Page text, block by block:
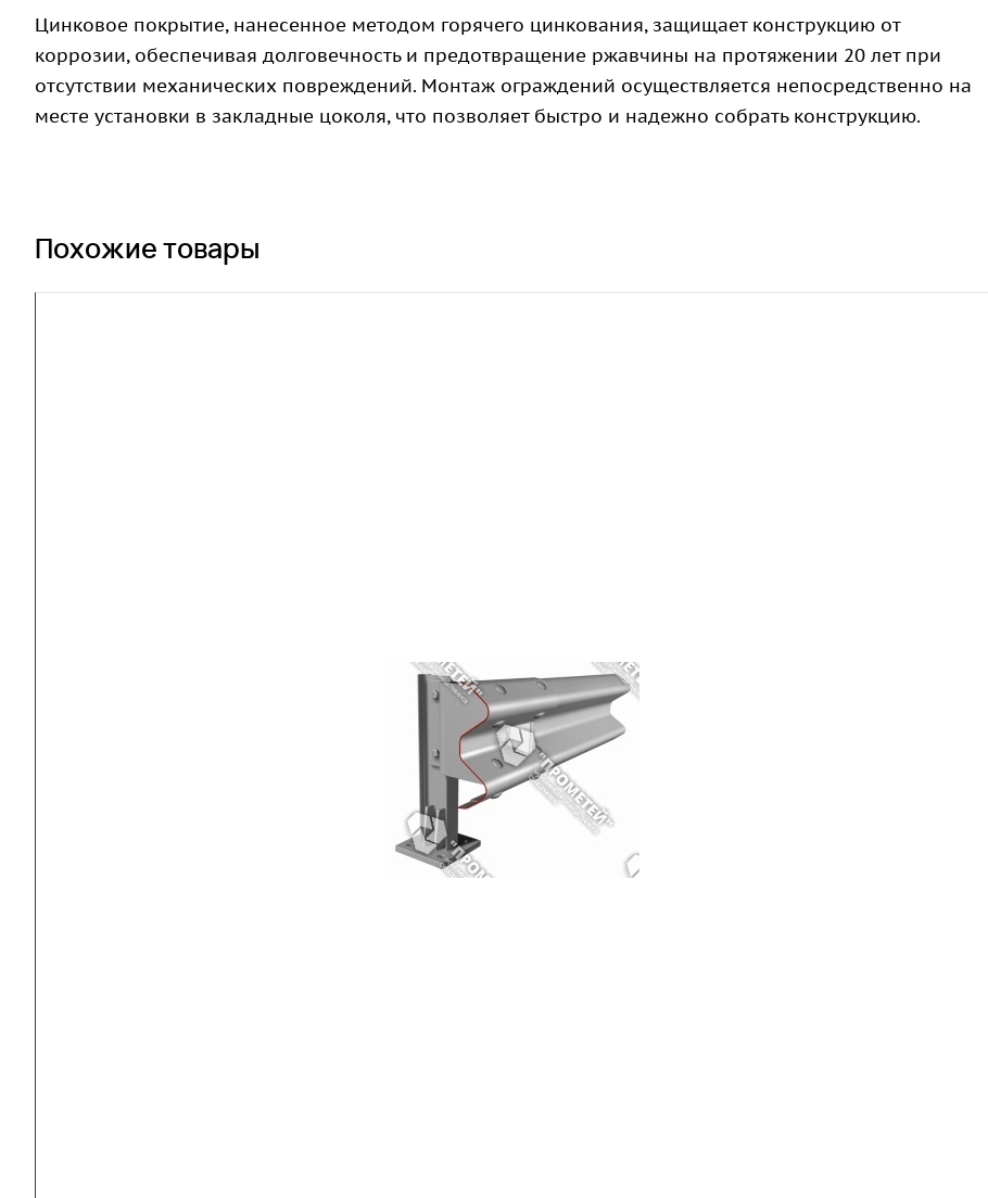
Цинковое покрытие, нанесенное методом горячего цинкования, защищает конструкцию от
коррозии, обеспечивая долговечность и предотвращение ржавчины на протяжении 20 лет при
отсутствии механических повреждений. Монтаж ограждений осуществляется непосредственно на
месте установки в закладные цоколя, что позволяет быстро и надежно собрать конструкцию.
Похожие товары